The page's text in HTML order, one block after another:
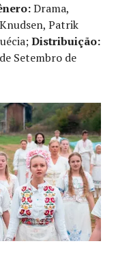
Drama,
Patrik
Distribuição:
Setembro de